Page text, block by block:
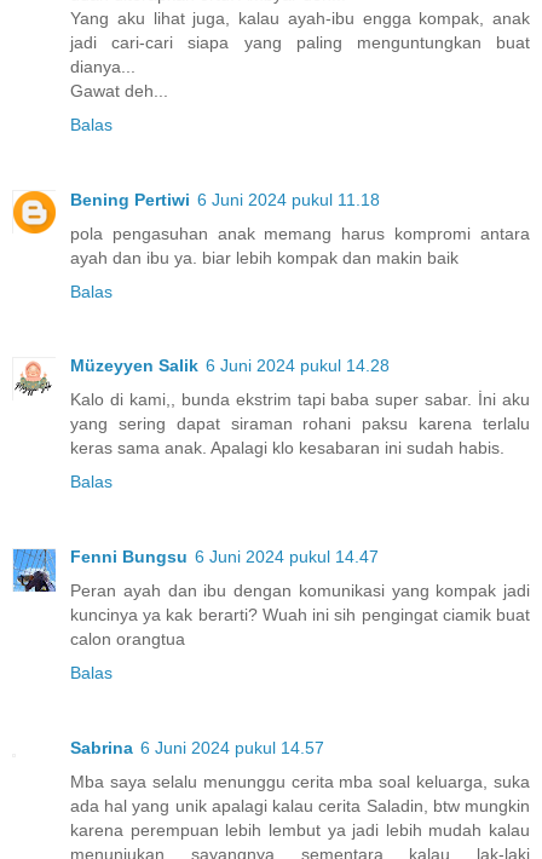
Yang aku lihat juga, kalau ayah-ibu engga kompak, anak
jadi cari-cari siapa yang paling menguntungkan buat
dianya...
Gawat deh...
Balas
Bening Pertiwi 6 Juni 2024 pukul 11.18
pola pengasuhan anak memang harus kompromi antara
ayah dan ibu ya. biar lebih kompak dan makin baik
Balas
Müzeyyen Salik 6 Juni 2024 pukul 14.28
Kalo di kami,, bunda ekstrim tapi baba super sabar. İni aku
yang sering dapat siraman rohani paksu karena terlalu
keras sama anak. Apalagi klo kesabaran ini sudah habis.
Balas
Fenni Bungsu 6 Juni 2024 pukul 14.47
Peran ayah dan ibu dengan komunikasi yang kompak jadi
kuncinya ya kak berarti? Wuah ini sih pengingat ciamik buat
calon orangtua
Balas
Sabrina 6 Juni 2024 pukul 14.57
Mba saya selalu menunggu cerita mba soal keluarga, suka
ada hal yang unik apalagi kalau cerita Saladin, btw mungkin
karena perempuan lebih lembut ya jadi lebih mudah kalau
menunjukan sayangnya sementara kalau lak-laki